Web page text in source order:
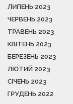
ЛИПЕНЬ 2023
ЧЕРВЕНЬ 2023
ТРАВЕНЬ 2023
КВІТЕНЬ 2023
БЕРЕЗЕНЬ 2023
ЛЮТИЙ 2023
СІЧЕНЬ 2023
ГРУДЕНЬ 2022